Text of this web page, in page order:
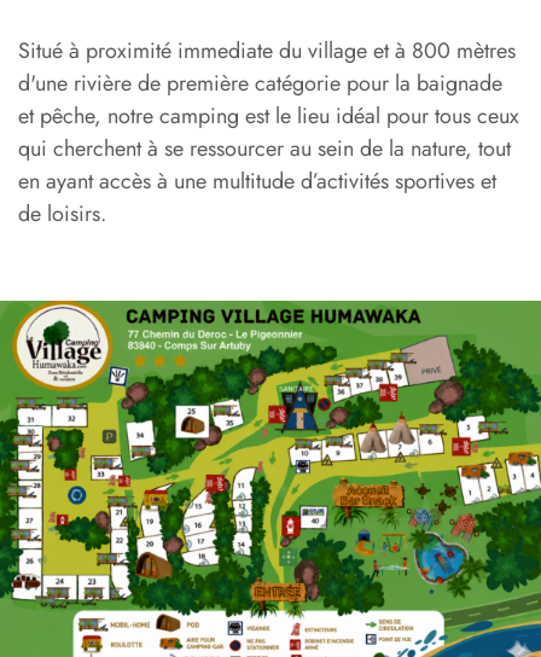
Situé à proximité immediate du village et à 800 mètres
d'une rivière de première catégorie pour la baignade
et pêche, notre camping est le lieu idéal pour tous ceux
qui cherchent à se ressourcer au sein de la nature, tout
en ayant accès à une multitude d’activités sportives et
de loisirs.